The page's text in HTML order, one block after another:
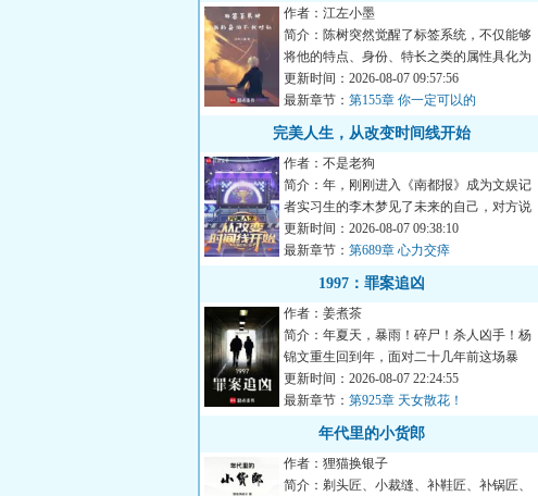
作者：江左小墨
简介：陈树突然觉醒了标签系统，不仅能够
将他的特点、身份、特长之类的属性具化为
标签，提供增益，并且还...
更新时间：2026-08-07 09:57:56
最新章节： 第155章 你一定可以的
完美人生，从改变时间线开始
作者：不是老狗
简介：年，刚刚进入《南都报》成为文娱记
者实习生的李木梦见了未来的自己，对方说
出了一组彩票号码。第二...
更新时间：2026-08-07 09:38:10
最新章节： 第689章 心力交瘁
1997：罪案追凶
作者：姜煮茶
简介：年夏天，暴雨！碎尸！杀人凶手！杨
锦文重生回到年，面对二十几年前这场暴
雨，芦苇荡的女性碎尸，他...
更新时间：2026-08-07 22:24:55
最新章节： 第925章 天女散花！
年代里的小货郎
作者：狸猫换银子
简介：剃头匠、小裁缝、补鞋匠、补锅匠、